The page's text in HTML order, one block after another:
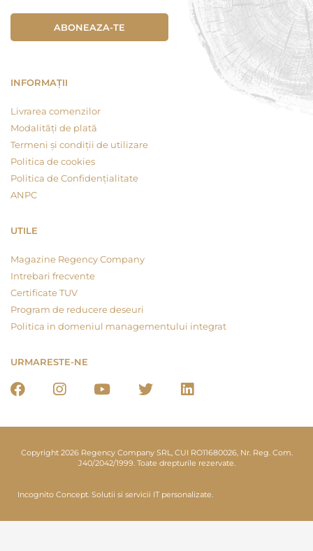
ABONEAZA-TE
INFORMAȚII
Livrarea comenzilor
Modalități de plată
Termeni și condiții de utilizare
Politica de cookies
Politica de Confidențialitate
ANPC
UTILE
Magazine Regency Company
Intrebari frecvente
Certificate TUV
Program de reducere deseuri
Politica in domeniul managementului integrat
URMARESTE-NE
Copyright 2026 Regency Company SRL, CUI RO11680026, Nr. Reg. Com.
J40/2042/1999. Toate drepturile rezervate.
Incognito Concept. Solutii si servicii IT personalizate.